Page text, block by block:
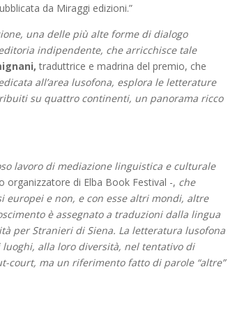
da Miraggi edizioni.”
una delle più alte forme di dialogo
indipendente, che arricchisce tale
traduttrice e madrina del premio, che
all’area lusofona, esplora le letterature
su quattro continenti, un panorama ricco
lavoro di mediazione linguistica e culturale
organizzatore di Elba Book Festival -, che
europei e non, e con esse altri mondi, altre
è assegnato a traduzioni dalla lingua
per Stranieri di Siena. La letteratura lusofona
alla loro diversità, nel tentativo di
court, ma un riferimento fatto di parole “altre”